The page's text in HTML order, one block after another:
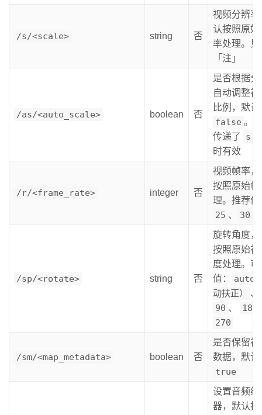
/s/<scale> string 否
视频分辨率
认按照原始
率处理。见
「注」
/as/<auto_scale> boolean 否
是否根据分
自动调整视
比例，默认
false 。
传递了
s
时有效
/r/<frame_rate> integer 否
视频帧率，
按照原始帧
理。推荐值
25 、 30
/sp/<rotate> string 否
旋转角度，
按照原始视
度处理。可
值：
auto
动扶正）
、
90 、 180
270
/sm/<map_metadata> boolean 否
是否保留视
数据，默认
true
设置音频编
器，默认按